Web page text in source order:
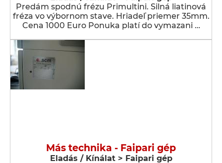
Predám spodnú frézu Primultini. Silná liatinová
fréza vo výbornom stave. Hriadeľ priemer 35mm.
Cena 1000 Euro Ponuka platí do vymazani …
Más technika - Faipari gép
Eladás / Kínálat > Faipari gép